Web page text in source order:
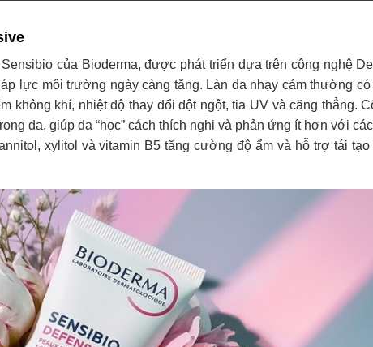
của Bioderma, được phát triển dựa trên công nghệ
lực môi trường ngày càng tăng. Làn da nhạy cảm thường
không khí, nhiệt độ thay đổi đột ngột, tia UV và căng thẳng.
da, giúp da “học” cách thích nghi và phản ứng ít hơn với
xylitol và vitamin B5 tăng cường độ ẩm và hỗ trợ tái tạo